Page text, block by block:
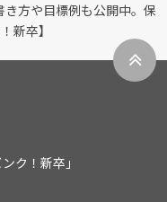
き方や目標例も公開中。保
新卒】
ク！新卒」